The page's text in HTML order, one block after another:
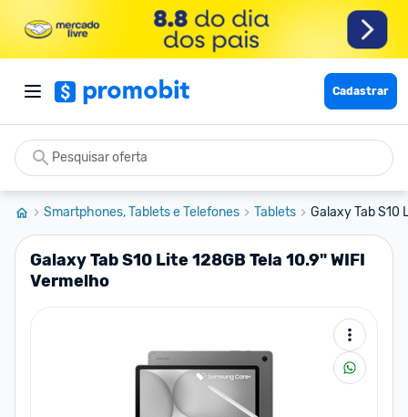
Cadastrar
Smartphones, Tablets e Telefones Tablets Galaxy Tab S10
Galaxy Tab S10 Lite 128GB Tela 10.9" WIFI
Vermelho